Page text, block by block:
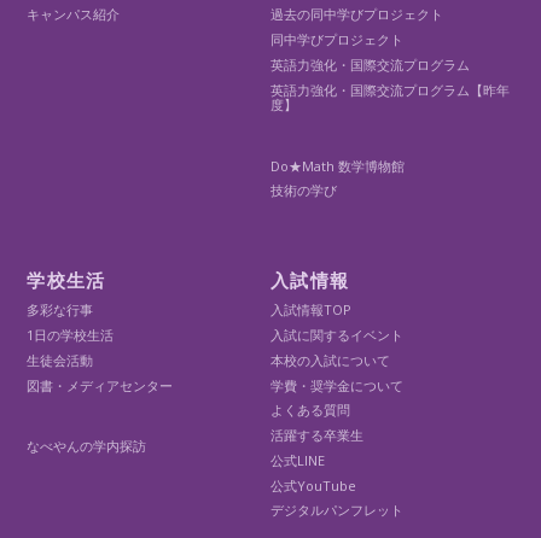
キャンパス紹介
過去の同中学びプロジェクト
同中学びプロジェクト
英語力強化・国際交流プログラム
英語力強化・国際交流プログラム【昨年
度】
Do★Math 数学博物館
技術の学び
学校生活
多彩な行事
1日の学校生活
生徒会活動
図書・メディアセンター
なべやんの学内探訪
入試情報
入試情報TOP
入試に関するイベント
本校の入試について
学費・奨学金について
よくある質問
活躍する卒業生
公式LINE
公式YouTube
デジタルパンフレット